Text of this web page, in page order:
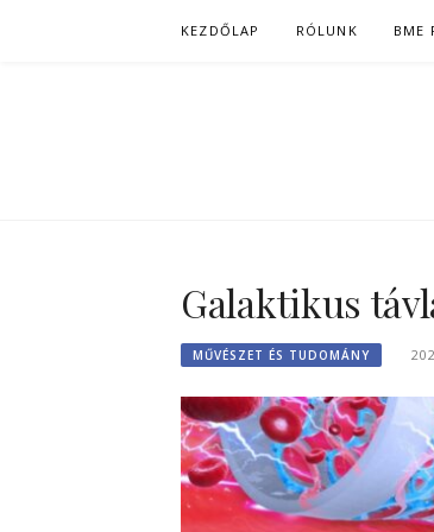
KEZDŐLAP RÓLUNK BME
Galaktikus
MŰVÉSZET ÉS TUDOMÁNY